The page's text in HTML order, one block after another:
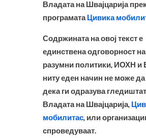
Владата на Швајцарија
програмата Цивика
Содржината на овој текст е
единствена одговорност
разумни политики, ИОХН и
ниту еден начин не може да
дека ги одразува
Владата на Швајцарија,
мобилитас, или
спроведуваат.